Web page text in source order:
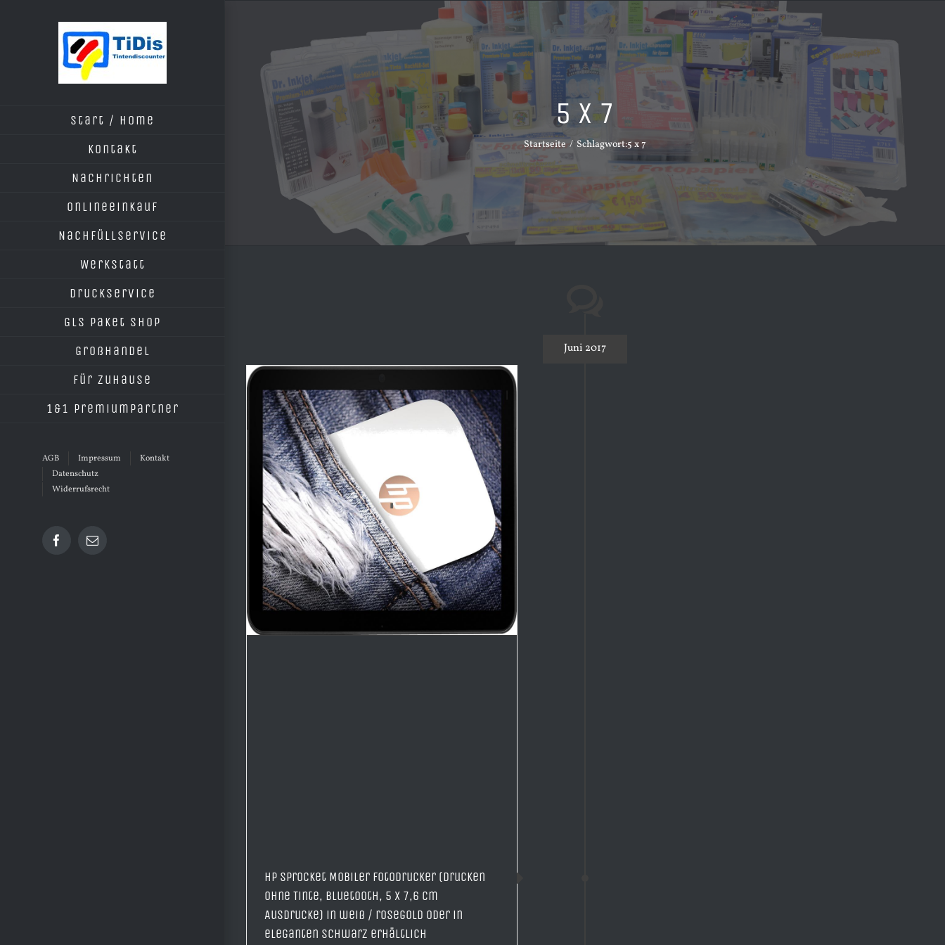
Start / Home
Kontakt
Nachrichten
Onlineeinkauf
Nachfüllservice
Werkstatt
Druckservice
GLS Paket Shop
Großhandel
Für Zuhause
1&1 Premiumpartner
AGB Impressum
Kontakt
Datenschutz
Widerrufsrecht
Facebook
E-
5 x 7
Startseite Schlagwort:5 x 7
Juni 2017
HP Sprocket Mobiler Fotodrucker (Drucken
ohne Tinte, Bluetooth, 5 x 7,6 cm
Ausdrucke) in weiß / rosegold oder in
eleganten schwarz erhältlich